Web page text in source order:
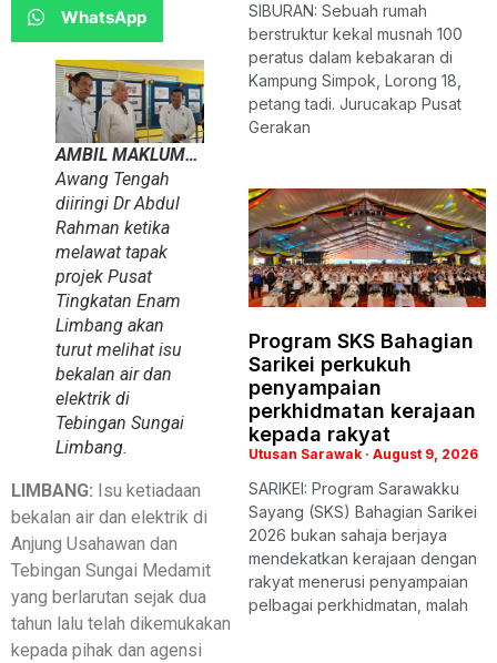
WhatsApp
AMBIL MAKLUM…
Awang Tengah
diiringi Dr Abdul
Rahman ketika
melawat tapak
projek Pusat
Tingkatan Enam
Limbang akan
turut melihat isu
bekalan air dan
elektrik di
Tebingan Sungai
Limbang.
LIMBANG: Isu ketiadaan
bekalan air dan elektrik di
Anjung Usahawan dan
Tebingan Sungai Medamit
yang berlarutan sejak dua
tahun lalu telah dikemukakan
kepada pihak dan agensi
SIBURAN: Sebuah rumah
berstruktur kekal musnah 100
peratus dalam kebakaran di
Kampung Simpok, Lorong 18,
petang tadi. Jurucakap Pusat
Gerakan
Program SKS Bahagian
Sarikei perkukuh
penyampaian
perkhidmatan kerajaan
kepada rakyat
Utusan Sarawak August 9, 2026
SARIKEI: Program Sarawakku
Sayang (SKS) Bahagian Sarikei
2026 bukan sahaja berjaya
mendekatkan kerajaan dengan
rakyat menerusi penyampaian
pelbagai perkhidmatan, malah